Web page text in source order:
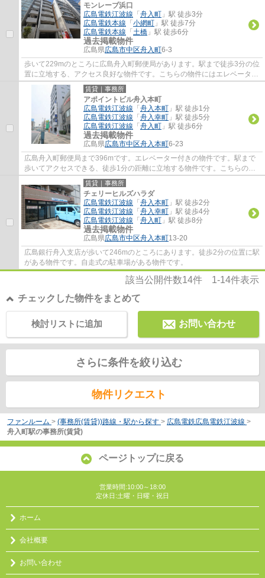
モンレーブ浜口
広島電鉄江波線 「 舟入町 」駅 徒歩3分
広島電鉄本線 「 小網町 」駅 徒歩7分
広島電鉄本線 「 土橋 」駅 徒歩6分
過去掲載物件
広島県広島市中区舟入町6-3
歩いて229mのところに広島舟入町郵便局があります。駅まで徒歩3分の位
置に立地する、アクセス良好な物件です。こちらの物件にはエレベーター
があります。
賃貸｜事務所
アポイントビル舟入本町
広島電鉄江波線 「 舟入本町 」駅 徒歩1分
広島電鉄江波線 「 舟入幸町 」駅 徒歩5分
広島電鉄江波線 「 舟入町 」駅 徒歩6分
過去掲載物件
広島県広島市中区舟入本町6-23
広島舟入町郵便局まで396mです。エレベーター付きの物件です。駅まで
歩いてアクセスできる、徒歩1分の距離に立地する物件です。こちらの物
件には機械式駐車場があります。
賃貸｜事務所
チェリーヒルズハラダ
広島電鉄江波線 「 舟入本町 」駅 徒歩2分
広島電鉄江波線 「 舟入幸町 」駅 徒歩4分
広島電鉄江波線 「 舟入町 」駅 徒歩8分
過去掲載物件
広島県広島市中区舟入本町13-20
広島銀行舟入支店が歩いて246mのところにあります。徒歩2分の位置に駅
がある物件です。自走式の駐車場がある物件です。
該当公開件数14件 1-14件表示
チェックした物件をまとめて
お問い合わせ
検討リストに追加
さらに条件を絞り込む
物件リクエスト
ファンルーム > (事務所(賃貸))路線・駅から探す > 広島電鉄広島電鉄江波線 >
舟入町駅の事務所(賃貸)
ページトップに戻る
営業時間:10:00～18:00
定休日:土曜・日曜・祝日
ホーム
会社概要
お問い合わせ